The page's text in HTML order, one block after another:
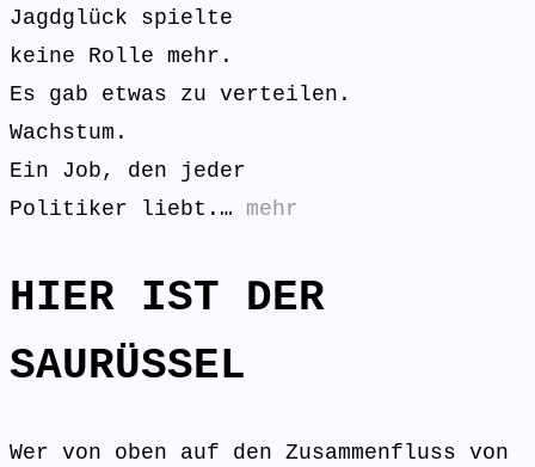
Jagdglück spielte
keine Rolle mehr.
Es gab etwas zu verteilen.
Wachstum.
Ein Job, den jeder
Politiker liebt.… mehr
HIER IST DER
SAURÜSSEL
Wer von oben auf den Zusammenfluss von